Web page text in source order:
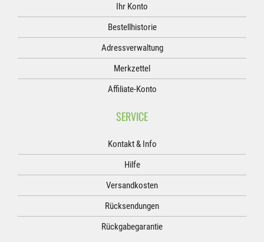
Ihr Konto
Bestellhistorie
Adressverwaltung
Merkzettel
Affiliate-Konto
SERVICE
Kontakt & Info
Hilfe
Versandkosten
Rücksendungen
Rückgabegarantie